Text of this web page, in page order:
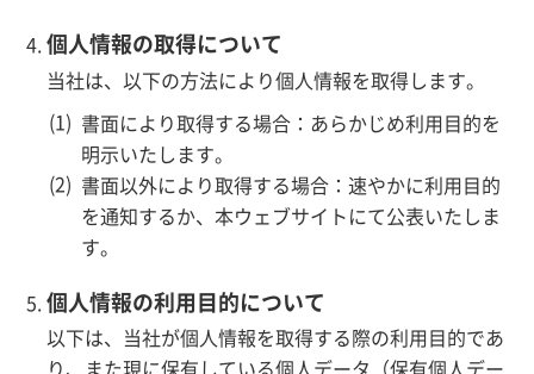
個人情報の取得について
当社は、以下の方法により個人情報を取得します。
書面により取得する場合：あらかじめ利用目的を
明示いたします。
書面以外により取得する場合：速やかに利用目的
を通知するか、本ウェブサイトにて公表いたしま
す。
個人情報の利用目的について
以下は、当社が個人情報を取得する際の利用目的であ
り、また現に保有している個人データ（保有個人デー